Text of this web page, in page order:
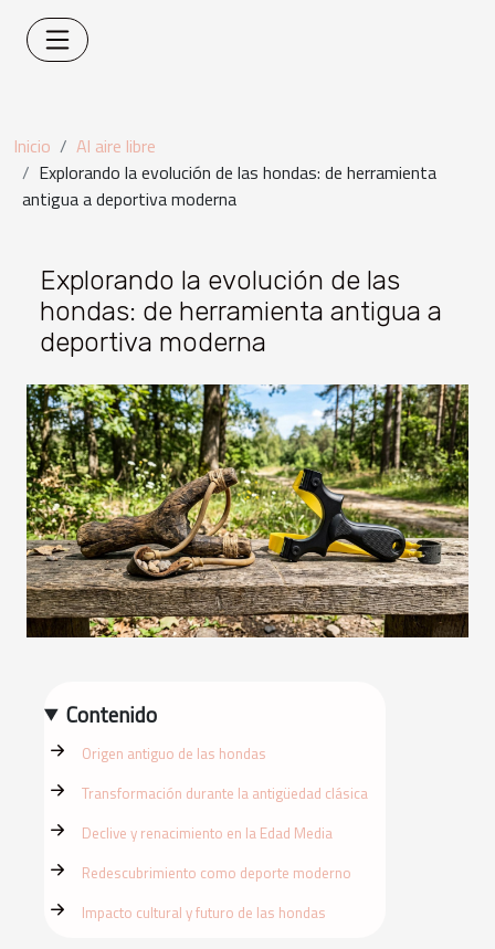
Inicio
Al aire libre
Explorando la evolución de las hondas: de herramienta
antigua a deportiva moderna
Explorando la evolución de las
hondas: de herramienta antigua a
deportiva moderna
Contenido
Origen antiguo de las hondas
Transformación durante la antigüedad clásica
Declive y renacimiento en la Edad Media
Redescubrimiento como deporte moderno
Impacto cultural y futuro de las hondas